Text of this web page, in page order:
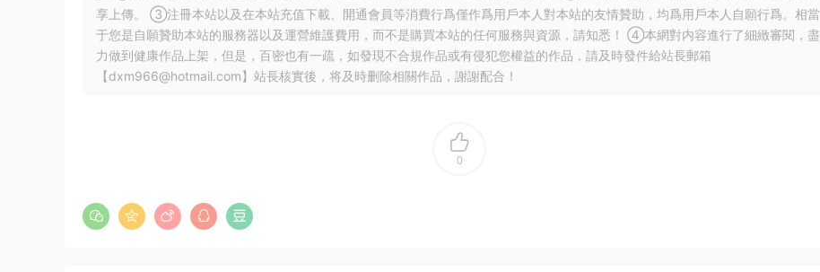
享上傳。 ③注冊本站以及在本站充值下載、開通會員等消費行爲僅作爲用戶本人對本站的友情贊助，均爲用戶本人自願行爲。相當
于您是自願贊助本站的服務器以及運營維護費用，而不是購買本站的任何服務與資源，請知悉！ ④本網對内容進行了細緻審閱，盡
力做到健康作品上架，但是，百密也有一疏，如發現不合規作品或有侵犯您權益的作品，請及時發件給站長郵箱
【dxm966@hotmail.com】站長核實後，将及時删除相關作品，謝謝配合！
0